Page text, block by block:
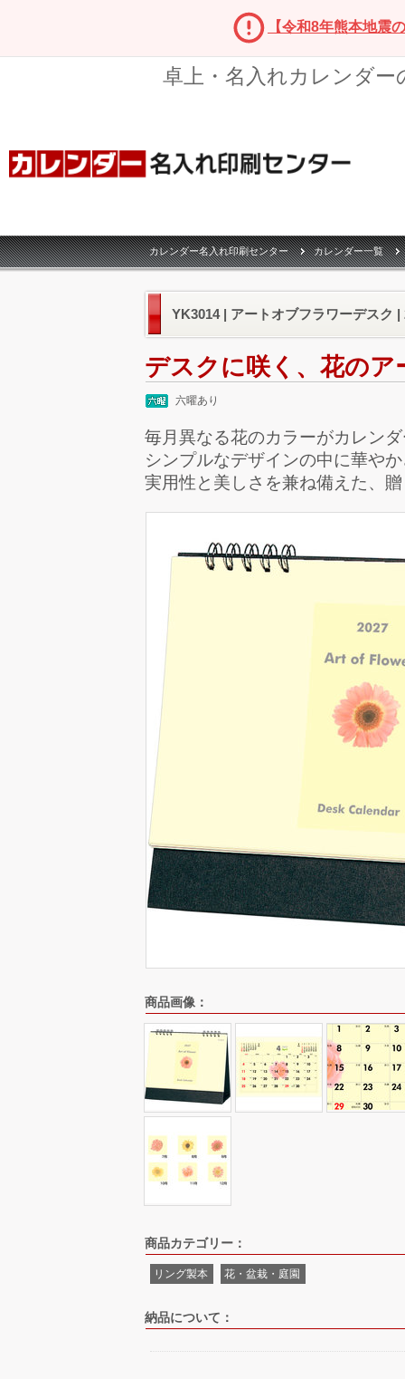
【令和8年熊本地震
卓上・名入れカレンダ
カレンダー名入れ印刷センター カレンダー一覧
YK3014 | アートオブフラワーデスク
デスクに咲く、花のア
六曜あり
毎月異なる花のカラーがカレン
シンプルなデザインの中に華や
実用性と美しさを兼ね備えた、
商品画像：
商品カテゴリー：
リング製本 花・盆栽・庭園
納品について：